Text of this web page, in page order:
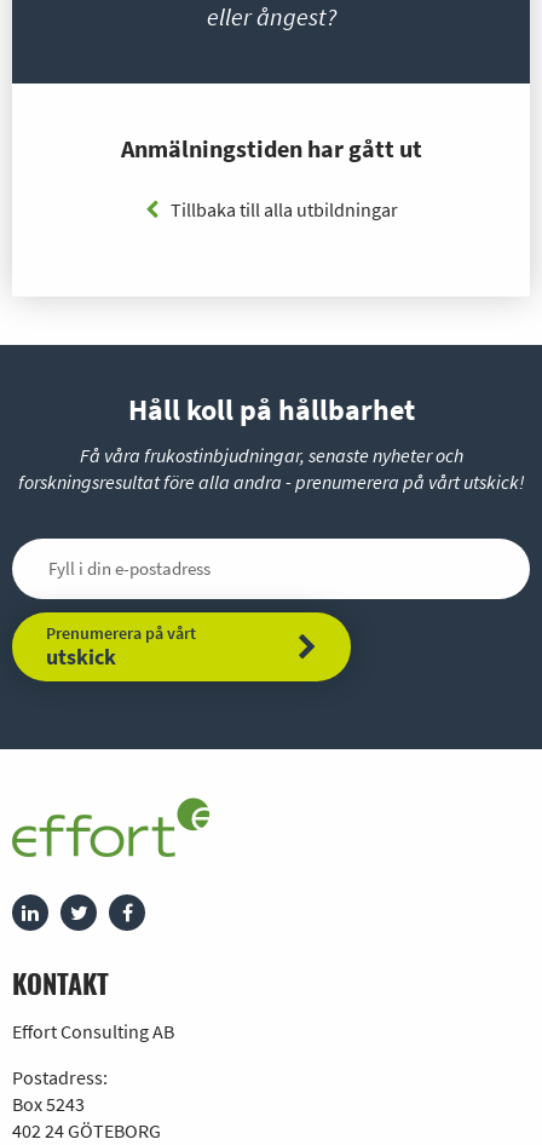
eller ångest?
Anmälningstiden har gått ut
Tillbaka till alla utbildningar
Håll koll på hållbarhet
Få våra frukostinbjudningar, senaste nyheter och
forskningsresultat före alla andra - prenumerera på vårt utskick!
Prenumerera på vårt
utskick
KONTAKT
Effort Consulting AB
Postadress:
Box 5243
402 24 GÖTEBORG